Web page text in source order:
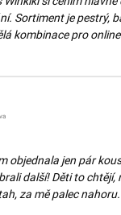
Sortiment je pestrý,
kombinace pro
objednala jen pár
další! Děti to chtějí,
za mě palec